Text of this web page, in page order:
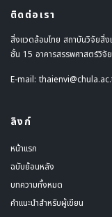
ติดต่อเรา
สิ่งแวดล้อมไทย สถาบันวิจัยสิ่
ชั้น 15 อาคารสรรพศาสตร์วิจั
E-mail:
ลิงก์
หน้าแรก
ฉบับย้อนหลัง
บทความทั้งหมด
คำแนะนำสำหรับผู้เขียน